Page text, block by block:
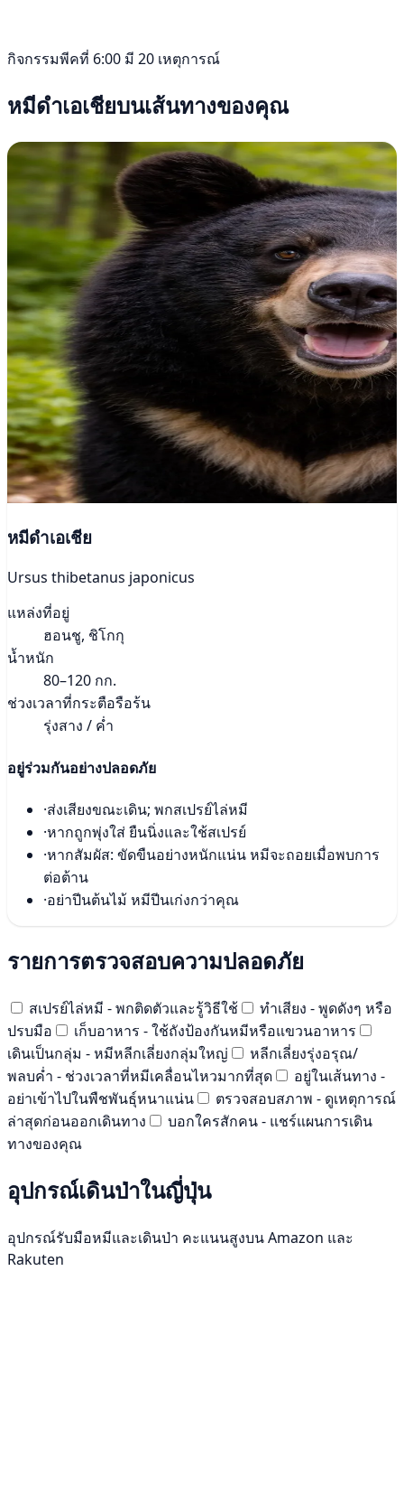
กิจกรรมพีคที่ 6:00 มี 20 เหตุการณ์
หมีดำเอเชียบนเส้นทางของคุณ
หมีดำเอเชีย
Ursus thibetanus japonicus
แหล่งที่อยู่
ฮอนชู, ชิโกกุ
น้ำหนัก
80–120 กก.
ช่วงเวลาที่กระตือรือร้น
รุ่งสาง / ค่ำ
อยู่ร่วมกันอย่างปลอดภัย
·ส่งเสียงขณะเดิน; พกสเปรย์ไล่หมี
·หากถูกพุ่งใส่ ยืนนิ่งและใช้สเปรย์
·หากสัมผัส: ขัดขืนอย่างหนักแน่น หมีจะถอยเมื่อพบการ
ต่อต้าน
·อย่าปีนต้นไม้ หมีปีนเก่งกว่าคุณ
รายการตรวจสอบความปลอดภัย
สเปรย์ไล่หมี - พกติดตัวและรู้วิธีใช้
ทำเสียง - พูดดังๆ หรือ
ปรบมือ
เก็บอาหาร - ใช้ถังป้องกันหมีหรือแขวนอาหาร
เดินเป็นกลุ่ม - หมีหลีกเลี่ยงกลุ่มใหญ่
หลีกเลี่ยงรุ่งอรุณ/
พลบค่ำ - ช่วงเวลาที่หมีเคลื่อนไหวมากที่สุด
อยู่ในเส้นทาง -
อย่าเข้าไปในพืชพันธุ์หนาแน่น
ตรวจสอบสภาพ - ดูเหตุการณ์
ล่าสุดก่อนออกเดินทาง
บอกใครสักคน - แชร์แผนการเดิน
ทางของคุณ
อุปกรณ์เดินป่าในญี่ปุ่น
อุปกรณ์รับมือหมีและเดินป่า คะแนนสูงบน Amazon และ
Rakuten